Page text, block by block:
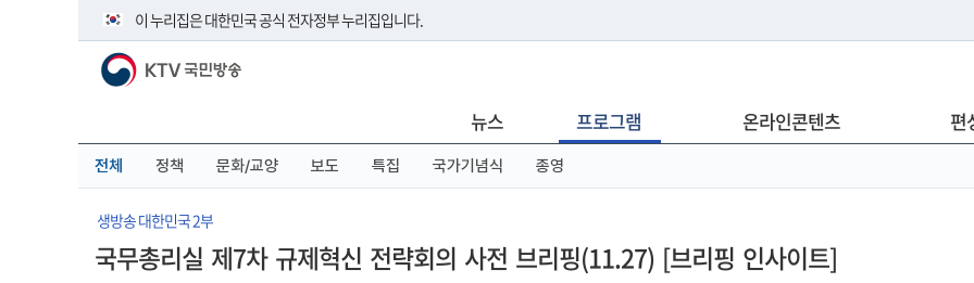
이 누리집은 대한민국 공식 전자정부 누리집입니다.
공식 누리집 주소 확인하기
이밖에 or.kr 또는 .kr등 다른 도메인 주소를 사용하고 있다면 아래 URL에서 도메인 주소를 확인해 보세요
KTV 국민방송
뉴스 프로그램 온라인콘텐츠 편
전체 정책 문화/교양 보도 특집 국가기념식 종영
생방송 대한민국 2부
국무총리실 제7차 규제혁신 전략회의 사전 브리핑(11.27) [브리핑 인사이트]